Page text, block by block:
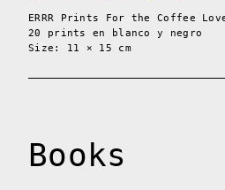
ERRR Prints For the Coffee
20 prints en blanco y negro
Size: 11 × 15 cm
Books